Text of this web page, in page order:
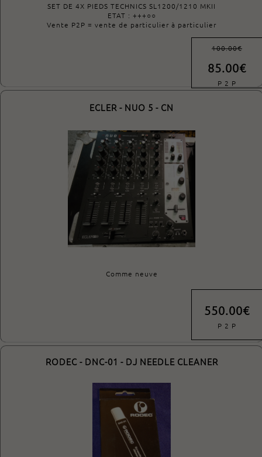
SET DE 4X PIEDS TECHNICS SL1200/1210 MKII
ETAT : +++○○
Vente P2P = vente de particulier à particulier
100.00€
85.00€
P 2 P
ECLER - NUO 5 - CN
Comme neuve
550.00€
P 2 P
RODEC - DNC-01 - DJ NEEDLE CLEANER